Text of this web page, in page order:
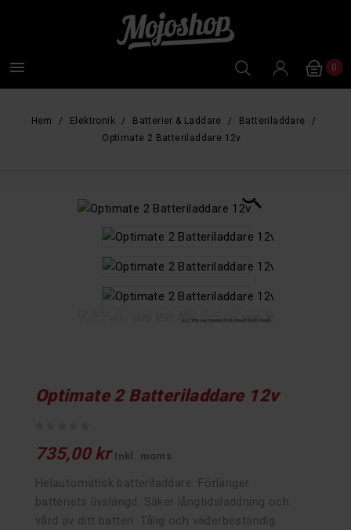
 0
Hem Elektronik Batterier & Laddare
Batteriladdare
Optimate 2 Batteriladdare 12v

Optimate 2 Batteriladdare 12v
735,00 kr Inkl. moms
Helautomatisk batteriladdare. Förlänger
batteriets livslängd. Säker långtidsladdning och
vård av ditt batteri. Tålig och väderbeständig